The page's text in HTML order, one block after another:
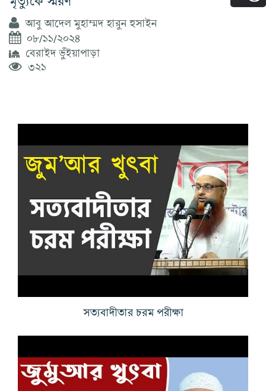
আবু আদেল মুহাম্মদ হারুন হুসাইন
০৮/১১/২০২৪
বেরাইদ ভুঁইয়াপাড়া
৩২১
সত্যবাদীতার চরম পরীক্ষা